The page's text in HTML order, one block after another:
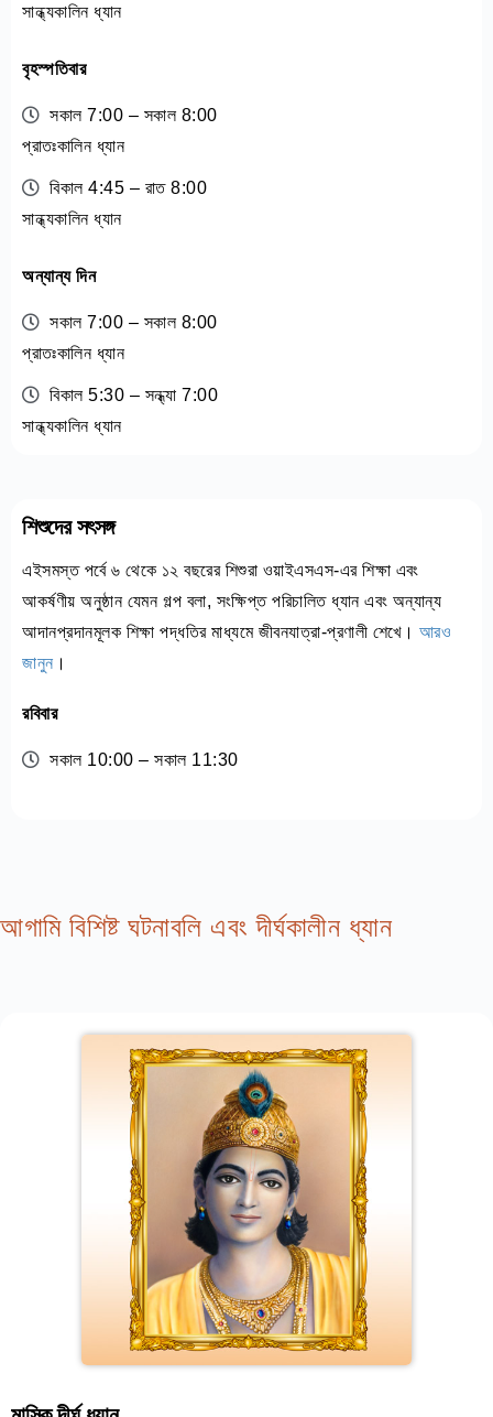
সান্ধ্যকালিন ধ্যান
বৃহস্পতিবার
সকাল 7:00 – সকাল 8:00
প্রাতঃকালিন ধ্যান
বিকাল 4:45 – রাত 8:00
সান্ধ্যকালিন ধ্যান
অন্যান্য দিন
সকাল 7:00 – সকাল 8:00
প্রাতঃকালিন ধ্যান
বিকাল 5:30 – সন্ধ্যা 7:00
সান্ধ্যকালিন ধ্যান
শিশুদের সৎসঙ্গ
এইসমস্ত পর্বে ৬ থেকে ১২ বছরের শিশুরা ওয়াইএসএস-এর শিক্ষা এবং
আকর্ষণীয় অনুষ্ঠান যেমন গল্প বলা, সংক্ষিপ্ত পরিচালিত ধ্যান এবং অন্যান্য
আদানপ্রদানমূলক শিক্ষা পদ্ধতির মাধ্যমে জীবনযাত্রা-প্রণালী শেখে। আরও
জানুন ।
রবিবার
সকাল 10:00 – সকাল 11:30
আগামি বিশিষ্ট ঘটনাবলি এবং দীর্ঘকালীন ধ্যান